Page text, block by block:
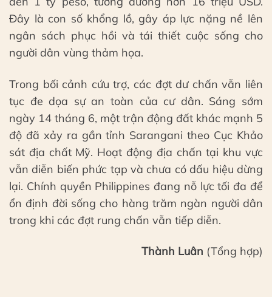
Đây là con số khổng lồ, gây áp lực nặng nề lên
ngân sách phục hồi và tái thiết cuộc sống cho
người dân vùng thảm họa.
Trong bối cảnh cứu trợ, các đợt dư chấn vẫn liên
tục đe dọa sự an toàn của cư dân. Sáng sớm
ngày 14 tháng 6, một trận động đất khác mạnh 5
độ đã xảy ra gần tỉnh Sarangani theo Cục Khảo
sát địa chất Mỹ. Hoạt động địa chấn tại khu vực
vẫn diễn biến phức tạp và chưa có dấu hiệu dừng
lại. Chính quyền Philippines đang nỗ lực tối đa để
ổn định đời sống cho hàng trăm ngàn người dân
trong khi các đợt rung chấn vẫn tiếp diễn.
Thành Luân (Tổng hợp)